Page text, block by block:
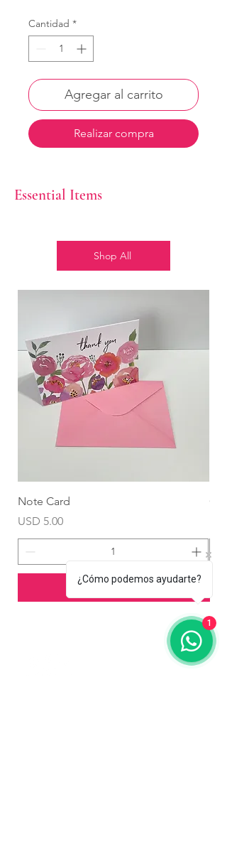
Cantidad *
Agregar al carrito
Realizar compra
Essential Items
Shop All
Note Card
Precio
USD 5.00
Agregar al carrito
¿Cómo podemos ayudarte?
1